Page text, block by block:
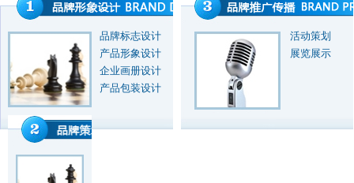
品牌标志设计
产品形象设计
企业画册设计
产品包装设计
活动策划
展览展示